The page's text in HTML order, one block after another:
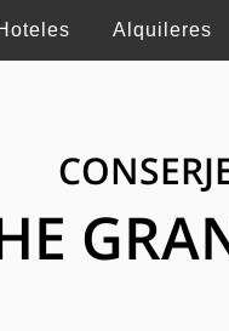
Alquileres